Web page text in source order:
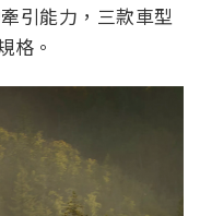
引能力，三款車型
格。